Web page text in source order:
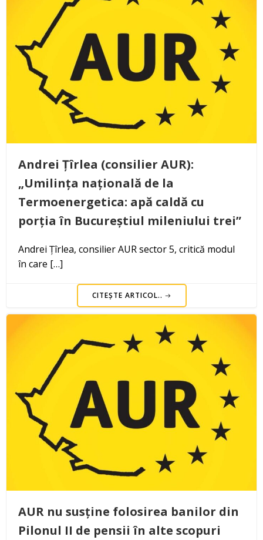
Andrei Țîrlea (consilier AUR):
„Umilința națională de la
Termoenergetica: apă caldă cu
porția în Bucureștiul mileniului trei”
Andrei Țîrlea, consilier AUR sector 5, critică modul
în care […]
CITEȘTE ARTICOL..
AUR nu susține folosirea banilor din
Pilonul II de pensii în alte scopuri